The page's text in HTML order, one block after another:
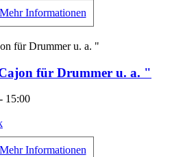
Mehr Informationen
für Drummer u. a. "
15:00
Mehr Informationen